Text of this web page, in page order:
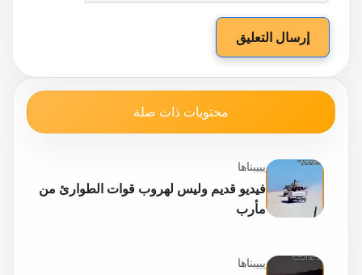
إرسال التعليق
محتويات ذات صلة
يبيبناها
فيديو قديم وليس لهروب قوات الطوارئ من
مأرب
يبيبناها